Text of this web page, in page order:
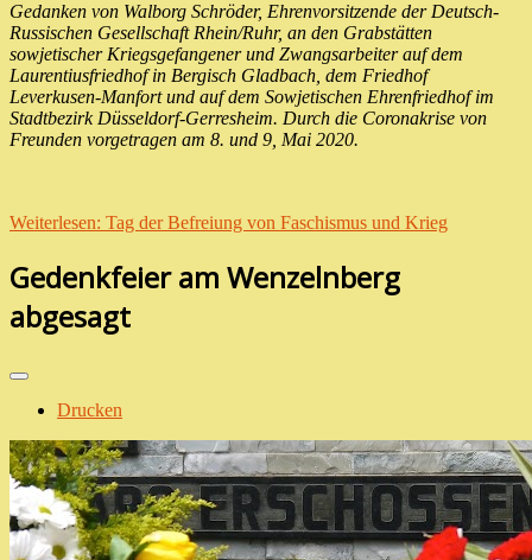
Gedanken von Walborg Schröder, Ehrenvorsitzende der Deutsch-
Russischen Gesellschaft Rhein/Ruhr, an den Grabstätten
sowjetischer Kriegsgefangener und Zwangsarbeiter auf dem
Laurentiusfriedhof in Bergisch Gladbach, dem Friedhof
Leverkusen-Manfort und auf dem Sowjetischen Ehrenfriedhof im
Stadtbezirk Düsseldorf-Gerresheim. Durch die Coronakrise von
Freunden vorgetragen am 8. und 9, Mai 2020.
Weiterlesen: Tag der Befreiung von Faschismus und Krieg
Gedenkfeier am Wenzelnberg
abgesagt
Drucken